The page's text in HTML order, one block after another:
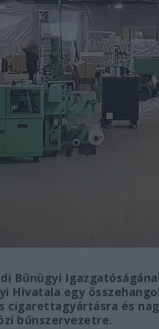
Bűnügyi
Hivatala egy
cigarettagyártásra és
bűnszervezetre.